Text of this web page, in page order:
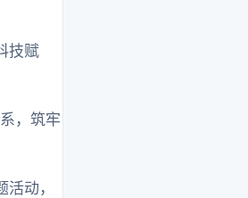
技赋
，筑牢
动，